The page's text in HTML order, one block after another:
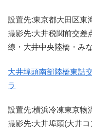
設置先:東京都大田区東
撮影先:大井税関前交差
線・大井中央陸橋・み
大井埠頭南部陸橋東詰
ラ
設置先:横浜冷凍東京物
撮影先:大井埠頭(大井